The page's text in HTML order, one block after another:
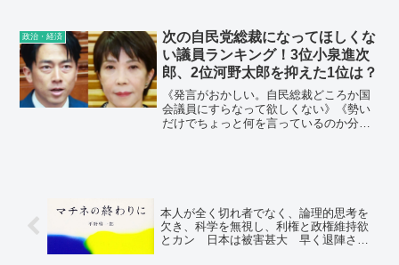
政治・経済
次の自民党総裁になってほしくな
い議員ランキング！3位小泉進次
郎、2位河野太郎を抑えた1位は？
《発言がおかしい。自民総裁どころか国
会議員にすらなって欲しくない》《勢い
だけでちょっと何を言っているのか分か
本人が全く切れ者でなく、論理的思考を
欠き、科学を無視し、利権と政権維持欲
とカン 日本は被害甚大 早く退陣させ